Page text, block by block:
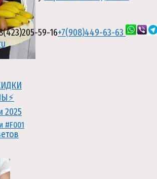
#F001
59-16+7(908)449-63-63
2025